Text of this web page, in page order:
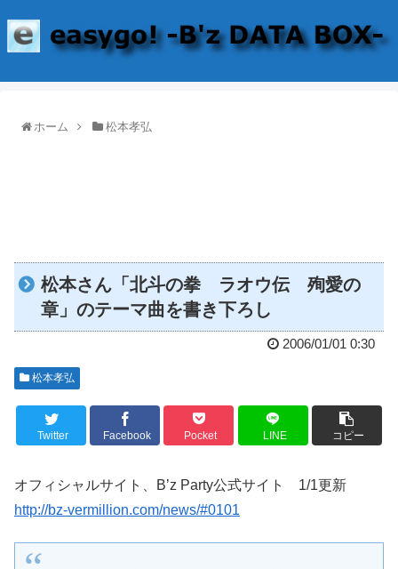
ホーム 松本孝弘
松本さん「北斗の拳 ラオウ伝 殉愛の
章」のテーマ曲を書き下ろし
2006/01/01 0:30
松本孝弘
Twitter Facebook Pocket LINE コピー
オフィシャルサイト、B’z Party公式サイト 1/1更新
http://bz-vermillion.com/news/#0101